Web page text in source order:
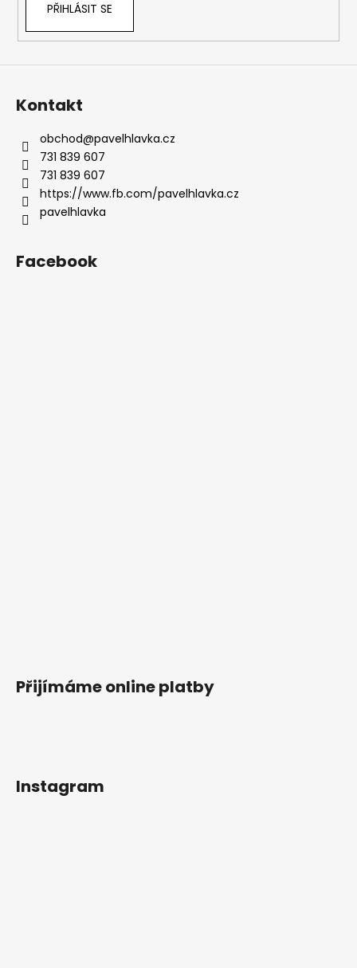
k
v
PŘIHLÁSIT SE
Kontakt
obchod@pavelhlavka.cz
731 839 607
731 839 607
https://www.fb.com/pavelhlavka.cz
pavelhlavka
Facebook
Přijímáme online platby
Instagram